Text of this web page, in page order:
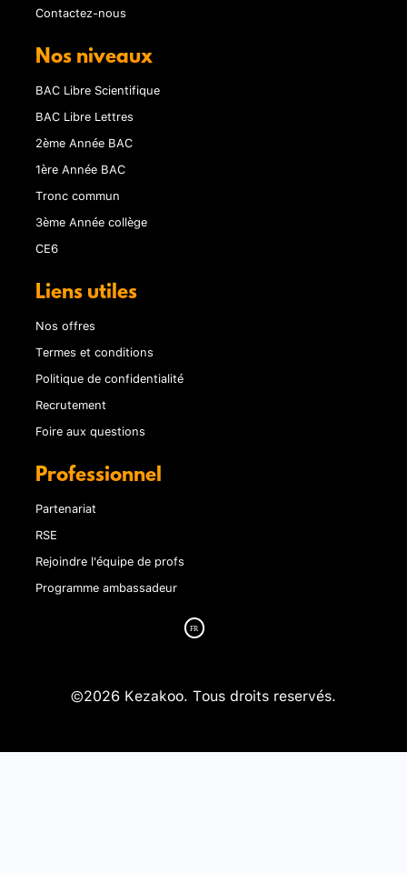
Contactez-nous
Nos niveaux
BAC Libre Scientifique
BAC Libre Lettres
2ème Année BAC
1ère Année BAC
Tronc commun
3ème Année collège
CE6
Liens utiles
Nos offres
Termes et conditions
Politique de confidentialité
Recrutement
Foire aux questions
Professionnel
Partenariat
RSE
Rejoindre l'équipe de profs
Programme ambassadeur
©2026 Kezakoo. Tous droits reservés.